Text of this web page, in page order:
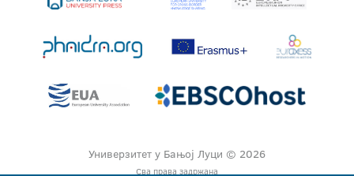
Универзитет у Бањој Луци © 2026
Сва права задржана